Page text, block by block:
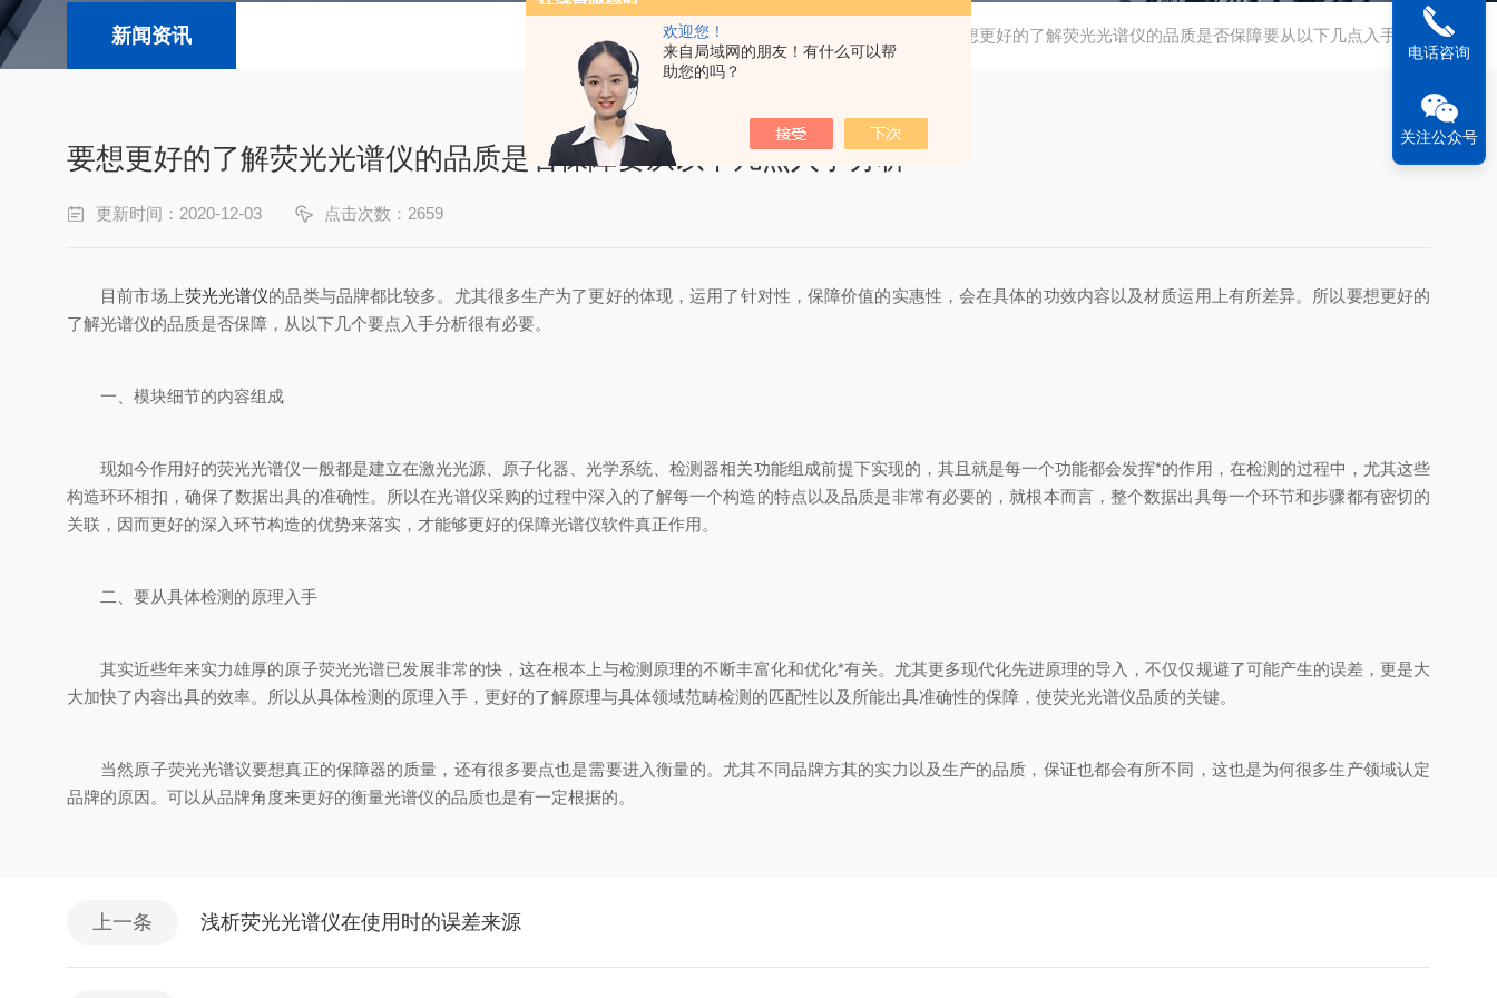
欢迎您！
来自局域网的朋友！有什么可以帮
助您的吗？
新闻资讯 当前位置： 要想更好的了解荧光光谱仪的品质是否保障要从以下几点入手分析
要想更好的了解荧光光谱仪的品质是否保障要从以下几点入手分析
更新时间：2020-12-03 点击次数：2659
目前市场上荧光光谱仪的品类与品牌都比较多。尤其很多生产为了更好的体现，运用了针对性，保障价值的实惠性，会在具体的功效内容以及材质运用上有所差异。所以要想更好的
了解光谱仪的品质是否保障，从以下几个要点入手分析很有必要。
一、模块细节的内容组成
现如今作用好的荧光光谱仪一般都是建立在激光光源、原子化器、光学系统、检测器相关功能组成前提下实现的，其且就是每一个功能都会发挥*的作用，在检测的过程中，尤其这些
构造环环相扣，确保了数据出具的准确性。所以在光谱仪采购的过程中深入的了解每一个构造的特点以及品质是非常有必要的，就根本而言，整个数据出具每一个环节和步骤都有密切的
关联，因而更好的深入环节构造的优势来落实，才能够更好的保障光谱仪软件真正作用。
二、要从具体检测的原理入手
其实近些年来实力雄厚的原子荧光光谱已发展非常的快，这在根本上与检测原理的不断丰富化和优化*有关。尤其更多现代化先进原理的导入，不仅仅规避了可能产生的误差，更是大
大加快了内容出具的效率。所以从具体检测的原理入手，更好的了解原理与具体领域范畴检测的匹配性以及所能出具准确性的保障，使荧光光谱仪品质的关键。
当然原子荧光光谱议要想真正的保障器的质量，还有很多要点也是需要进入衡量的。尤其不同品牌方其的实力以及生产的品质，保证也都会有所不同，这也是为何很多生产领域认定
品牌的原因。可以从品牌角度来更好的衡量光谱仪的品质也是有一定根据的。
上一条 浅析荧光光谱仪在使用时的误差来源
电话咨询
关注公众号